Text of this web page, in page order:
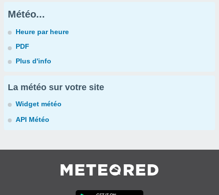
Météo...
Heure par heure
PDF
Plus d'info
La météo sur votre site
Widget météo
API Météo